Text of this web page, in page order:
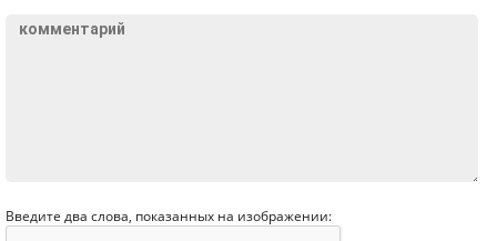
Введите два слова, показанных на изображении: